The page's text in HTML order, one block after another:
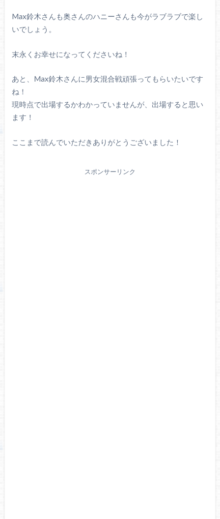
Max鈴木さんも奥さんのハニーさんも今がラブラブで楽し
いでしょう。
末永くお幸せになってくださいね！
あと、Max鈴木さんに男女混合戦頑張ってもらいたいです
ね！
現時点で出場するかわかっていませんが、出場すると思い
ます！
ここまで読んでいただきありがとうございました！
スポンサーリンク